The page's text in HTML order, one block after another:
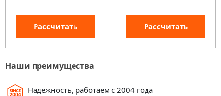
Наши преимущества
Надежность, работаем с 2004 года
Рассчитать Рассчитать